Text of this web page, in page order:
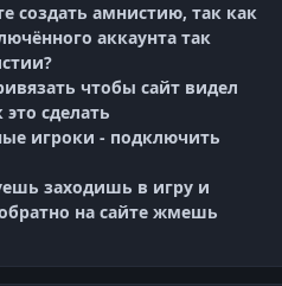
создать амнистию, так как
аккаунта так
чтобы сайт видел
сделать
игроки - подключить
заходишь в игру и
на сайте жмешь